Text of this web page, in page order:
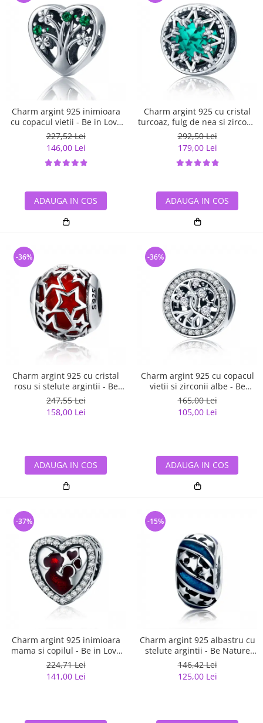
Charm argint 925 inimioara
cu copacul vietii - Be in Love
PST0105
227,52 Lei
146,00 Lei
ADAUGA IN COS
Charm argint 925 cu cristal
turcoaz, fulg de nea si zirconii
albe - Be Nature PST0110
292,50 Lei
179,00 Lei
ADAUGA IN COS
Charm argint 925 cu cristal
rosu si stelute argintii - Be
Nature PST0115
247,55 Lei
158,00 Lei
-36%
ADAUGA IN COS
Charm argint 925 cu copacul
vietii si zirconii albe - Be
Nature PST0120
165,00 Lei
105,00 Lei
-36%
ADAUGA IN COS
Charm argint 925 inimioara
mama si copilul - Be in Love
PST0122
224,71 Lei
141,00 Lei
-37%
Charm argint 925 albastru cu
stelute argintii - Be Nature
PST0123
146,42 Lei
125,00 Lei
-15%